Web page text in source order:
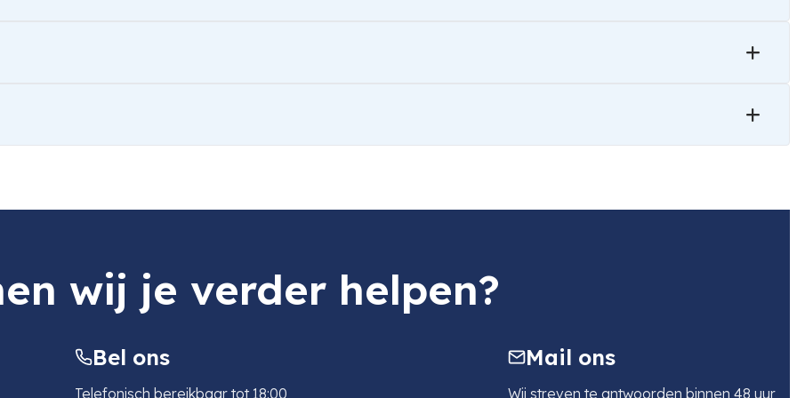
wij je verder helpen?
Bel ons
Telefonisch bereikbaar tot 18:00
Mail ons
Wij streven te antwoorden binnen 48 uur